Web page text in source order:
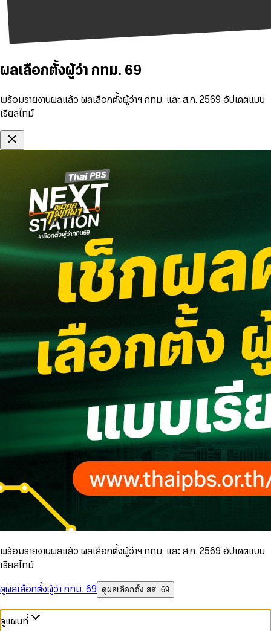
ผลเลือกตั้งผู้ว่า กทม. 69
พร้อมรายงานผลแล้ว ผลเลือกตั้งผู้ว่าฯ กทม. และ ส.ก. 2569 อัปเดตแบบ
เรียลไทม์
พร้อมรายงานผลแล้ว ผลเลือกตั้งผู้ว่าฯ กทม. และ ส.ก. 2569 อัปเดตแบบ
เรียลไทม์
ดูผลเลือกตั้งผู้ว่า กทม. 69
ดูผลเลือกตั้ง สส. 69
ดูแผนที่